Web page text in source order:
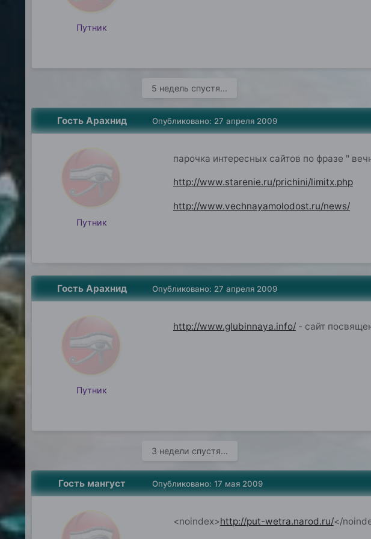
Путник
5 недель спустя...
Гость Арахнид
Путник
Опубликовано: 27 апреля 2009
парочка интересных сайтов по фразе "
http://www.starenie.ru/prichini/limitx.php
http://www.vechnayamolodost.ru/news/
Гость Арахнид
Путник
Опубликовано: 27 апреля 2009
http://www.glubinnaya.info/- сайт
3 недели спустя...
Гость мангуст Опубликовано: 17 мая 2009
<noindex>http://put-wetra.narod.ru/</